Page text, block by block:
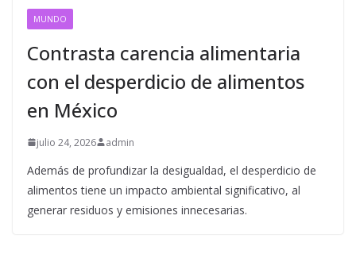
MUNDO
Contrasta carencia alimentaria
con el desperdicio de alimentos
en México
julio 24, 2026 admin
Además de profundizar la desigualdad, el desperdicio de
alimentos tiene un impacto ambiental significativo, al
generar residuos y emisiones innecesarias.